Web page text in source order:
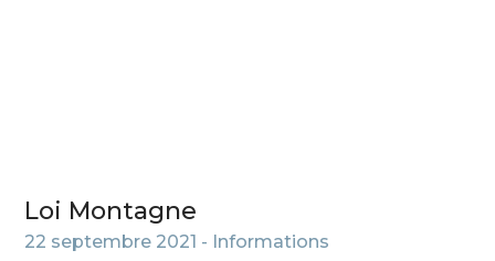
Loi Montagne
22 septembre 2021 - Informations